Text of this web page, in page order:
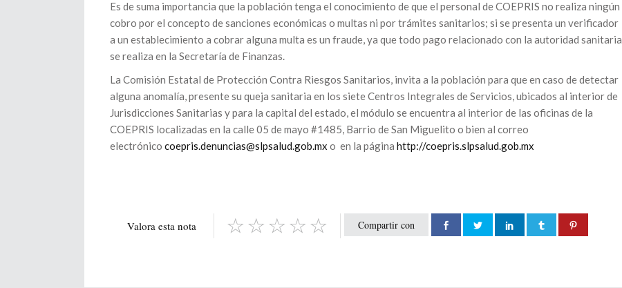
Es de suma importancia que la población tenga el conocimiento de que el personal de COEPRIS no realiza ningún
cobro por el concepto de sanciones económicas o multas ni por trámites sanitarios; si se presenta un verificador
a un establecimiento a cobrar alguna multa es un fraude, ya que todo pago relacionado con la autoridad sanitaria
se realiza en la Secretaría de Finanzas.
La Comisión Estatal de Protección Contra Riesgos Sanitarios, invita a la población para que en caso de detectar
alguna anomalía, presente su queja sanitaria en los siete Centros Integrales de Servicios, ubicados al interior de
Jurisdicciones Sanitarias y para la capital del estado, el módulo se encuentra al interior de las oficinas de la
COEPRIS localizadas en la calle 05 de mayo #1485, Barrio de San Miguelito o bien al correo
electrónico coepris.denuncias@slpsalud.gob.mx o en la página http://coepris.slpsalud.gob.mx
Compartir con
Valora esta nota